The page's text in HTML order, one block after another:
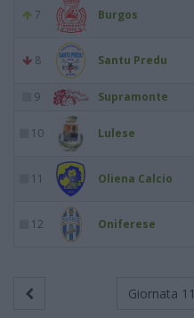
7 Burgos
8 Santu Predu
9 Supramonte
10 Lulese
11 Oliena Calcio
12 Oniferese
Giornata 11